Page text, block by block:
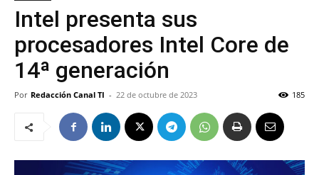
Intel presenta sus
procesadores Intel Core de
14ª generación
Por Redacción Canal TI - 22 de octubre de 2023 185